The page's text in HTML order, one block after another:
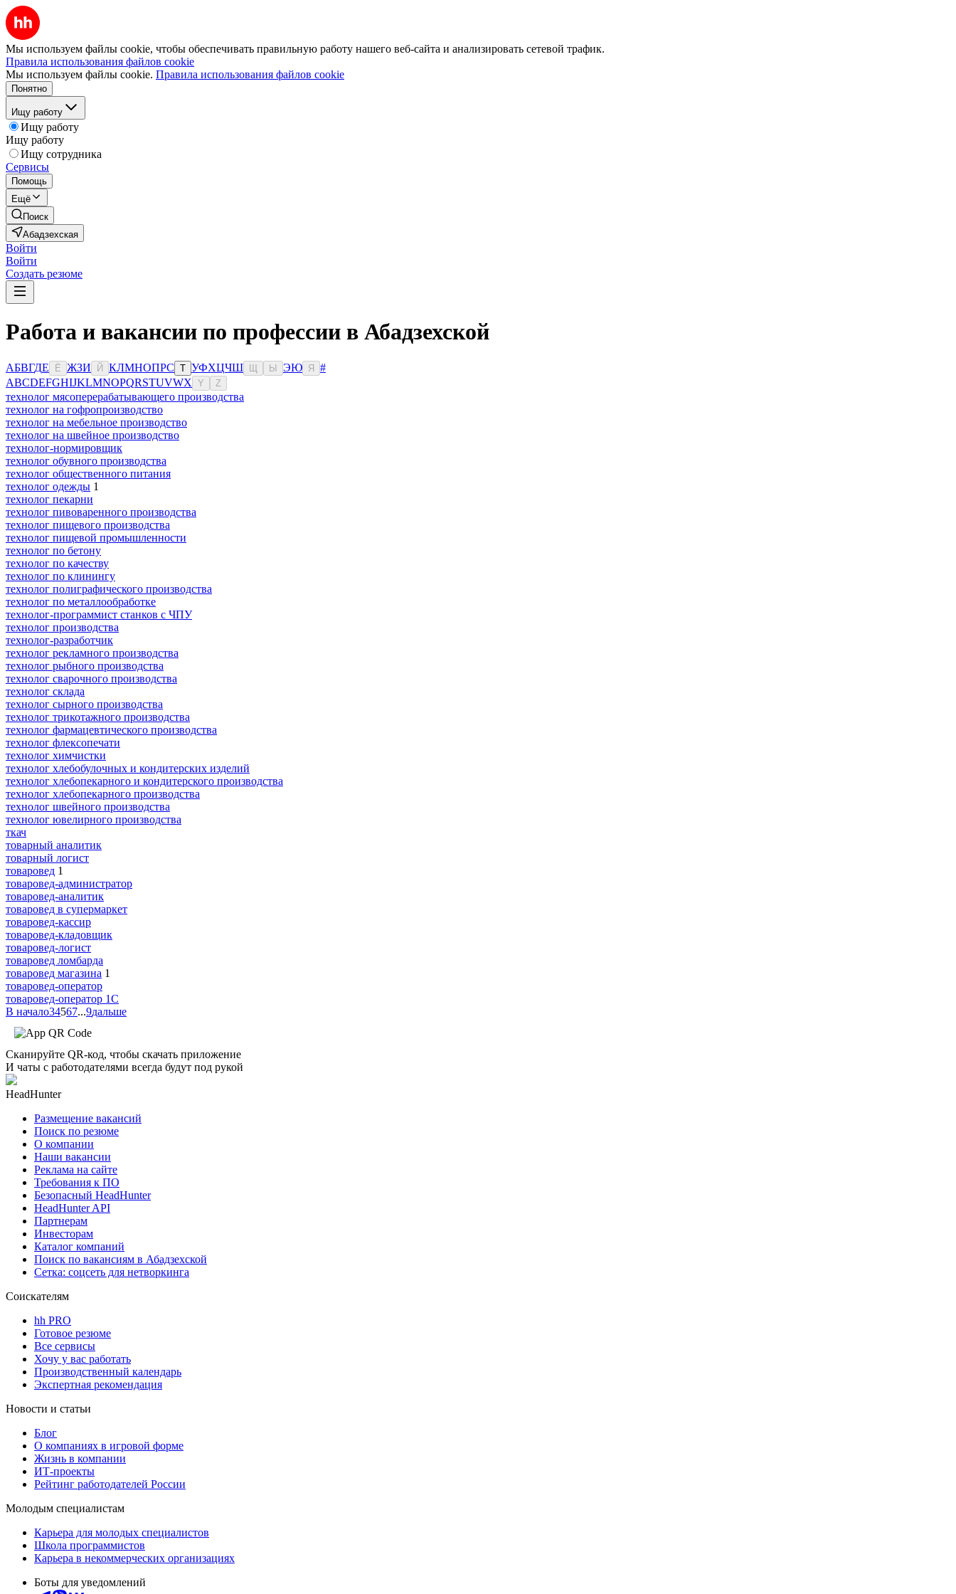
Мы используем файлы cookie, чтобы обеспечивать правильную работу нашего веб-сайта и анализировать сетевой трафик.
Правила использования файлов cookie
Мы используем файлы cookie. Правила использования файлов cookie
Понятно
Ищу работу
Ищу работу
Ищу работу
Ищу сотрудника
Сервисы
Помощь
Ещё
Поиск
Абадзехская
Войти
Войти
Создать резюме
Работа и вакансии по профессии в Абадзехской
АБВГДЕ Ё ЖЗИ Й КЛМНОПРС Т УФХЦЧШ Ы ЭЮ Я
#
ABCDEFGHIJKLMNOPQRSTUVWX Y Z
технолог мясоперерабатывающего производства
технолог на гофропроизводство
технолог на мебельное производство
технолог на швейное производство
технолог-нормировщик
технолог обувного производства
технолог общественного питания
технолог одежды 1
технолог пекарни
технолог пивоваренного производства
технолог пищевого производства
технолог пищевой промышленности
технолог по бетону
технолог по качеству
технолог по клинингу
технолог полиграфического производства
технолог по металлообработке
технолог-программист станков с ЧПУ
технолог производства
технолог-разработчик
технолог рекламного производства
технолог рыбного производства
технолог сварочного производства
технолог склада
технолог сырного производства
технолог трикотажного производства
технолог фармацевтического производства
технолог флексопечати
технолог химчистки
технолог хлебобулочных и кондитерских изделий
технолог хлебопекарного и кондитерского производства
технолог хлебопекарного производства
технолог швейного производства
технолог ювелирного производства
ткач
товарный аналитик
товарный логист
товаровед 1
товаровед-администратор
товаровед-аналитик
товаровед в супермаркет
товаровед-кассир
товаровед-кладовщик
товаровед-логист
товаровед ломбарда
товаровед магазина 1
товаровед-оператор
товаровед-оператор 1С
В начало34567...9дальше
Сканируйте QR-код, чтобы скачать приложение
И чаты с работодателями всегда будут под рукой
HeadHunter
Размещение вакансий
Поиск по резюме
О компании
Наши вакансии
Реклама на сайте
Требования к ПО
Безопасный HeadHunter
HeadHunter API
Партнерам
Инвесторам
Каталог компаний
Поиск по вакансиям в Абадзехской
Сетка: соцсеть для нетворкинга
Соискателям
hh PRO
Готовое резюме
Все сервисы
Хочу у вас работать
Производственный календарь
Экспертная рекомендация
Новости и статьи
Блог
О компаниях в игровой форме
Жизнь в компании
ИТ-проекты
Рейтинг работодателей России
Молодым специалистам
Карьера для молодых специалистов
Школа программистов
Карьера в некоммерческих организациях
Боты для уведомлений